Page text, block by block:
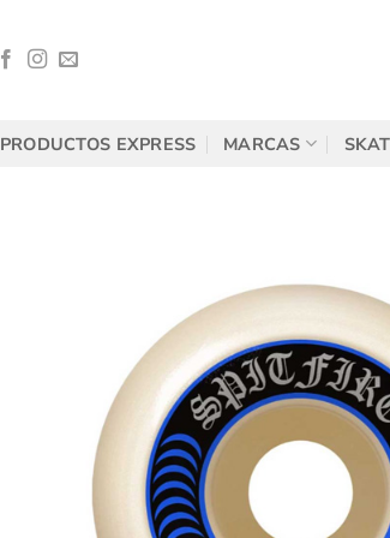
PRODUCTOS EXPRESS MARCAS